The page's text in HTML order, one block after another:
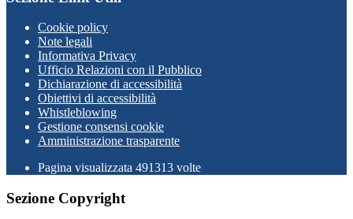
Cookie policy
Note legali
Informativa Privacy
Ufficio Relazioni con il Pubblico
Dichiarazione di accessibilità
Obiettivi di accessibilità
Whistleblowing
Gestione consensi cookie
Amministrazione trasparente
Pagina visualizzata 491313 volte
Sezione Copyright